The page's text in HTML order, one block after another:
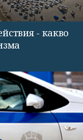
- какво